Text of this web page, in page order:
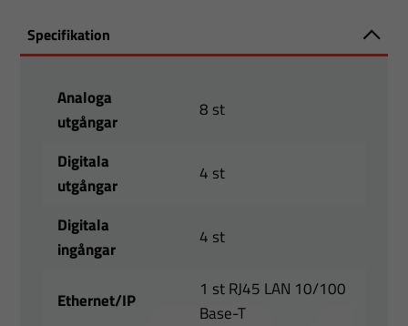
Specifikation
Analoga
utgångar
8 st
Digitala
utgångar
4 st
Digitala
ingångar
4 st
Ethernet/IP
1 st RJ45 LAN 10/100
Base-T